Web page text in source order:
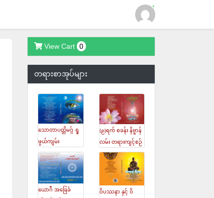
Login
View Cart 0
တရားစာအုပ်များ
သောတာပတ္တိမဂ္ဂ် ရှု
ဖွယ်ကျမ်း
(၉)ရက် စခန်း နိဗ္ဗာန်
လမ်း တရားကျင့်စဉ်
ယောဂီ အခြေခံ ဝိပဿနာ နှင့် ဝိ